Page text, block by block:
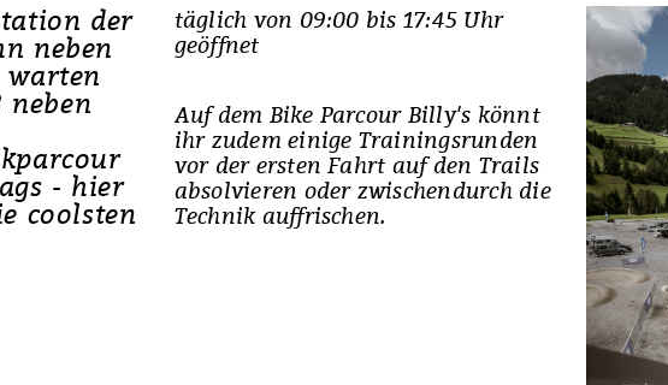
der
neben
neben
- hier
coolsten
täglich von 09:00 bis 17:45 Uhr
geöffnet
Auf dem Bike Parcour Billy's könnt
ihr zudem einige Trainingsrunden
vor der ersten Fahrt auf den Trails
absolvieren oder zwischendurch die
Technik auffrischen.